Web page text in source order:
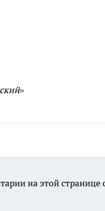
на этой странице